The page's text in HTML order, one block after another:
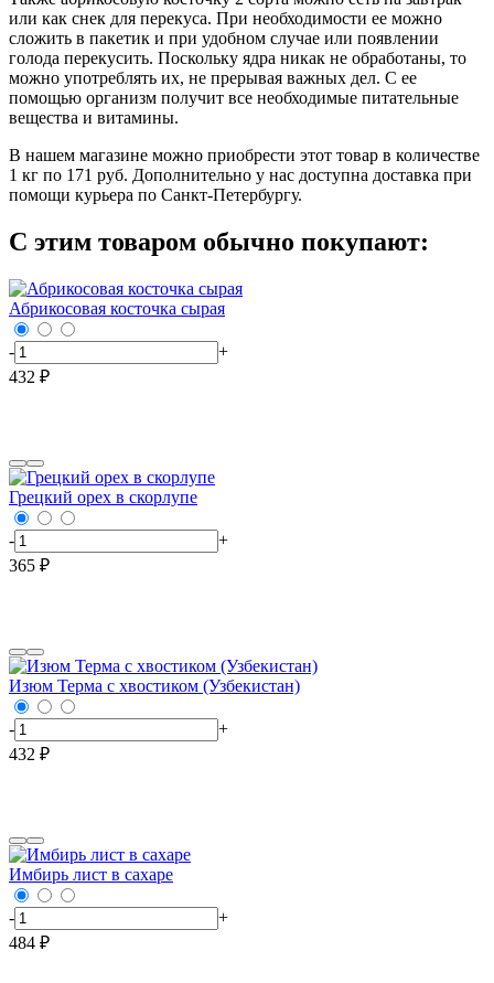
или как снек для перекуса. При необходимости ее можно
сложить в пакетик и при удобном случае или появлении
голода перекусить. Поскольку ядра никак не обработаны, то
можно употреблять их, не прерывая важных дел. С ее
помощью организм получит все необходимые питательные
вещества и витамины.
В нашем магазине можно приобрести этот товар в количестве
1 кг по 171 руб. Дополнительно у нас доступна доставка при
помощи курьера по Санкт-Петербургу.
С этим товаром обычно покупают:
Абрикосовая косточка сырая
-
+
432 ₽
Грецкий орех в скорлупе
-
+
365 ₽
Изюм Терма с хвостиком (Узбекистан)
-
+
432 ₽
Имбирь лист в сахаре
-
+
484 ₽